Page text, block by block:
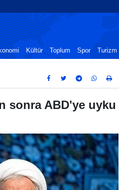
Kültür Toplum Spor Turizm
sonra ABD'ye uyku